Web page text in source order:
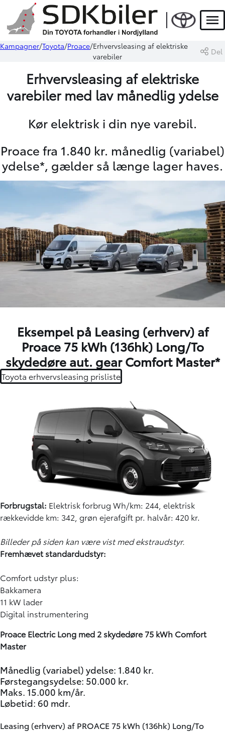
Kampagner Toyota Proace Erhvervsleasing af elektriske
varebiler
Del
Erhvervsleasing af elektriske
varebiler med lav månedlig ydelse
Kør elektrisk i din nye varebil.
Proace fra 1.840 kr. månedlig (variabel)
ydelse*, gælder så længe lager haves.
Eksempel på Leasing (erhverv) af
Proace 75 kWh (136hk) Long/To
skydedøre aut. gear Comfort Master*
Toyota erhvervsleasing prisliste
Forbrugstal: Elektrisk forbrug Wh/km: 244, elektrisk
rækkevidde km: 342, grøn ejerafgift pr. halvår: 420 kr.
Billeder på siden kan være vist med ekstraudstyr.
Fremhævet standardudstyr:
Comfort udstyr plus:
Bakkamera
11 kW lader
Digital instrumentering
Proace Electric Long med 2 skydedøre 75 kWh Comfort
Master
Månedlig (variabel) ydelse: 1.840 kr.
Førstegangsydelse: 50.000 kr.
Maks. 15.000 km/år.
Løbetid: 60 mdr.
Leasing (erhverv) af PROACE 75 kWh (136hk) Long/To